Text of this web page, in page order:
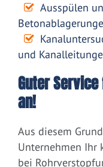
Ausspülen
und
Guter
an!
Aus diesem
Unternehmen Ihr
bei